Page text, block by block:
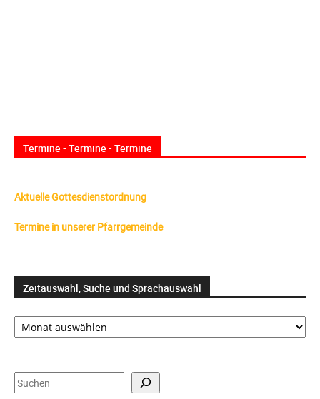
Termine - Termine - Termine
Aktuelle Gottesdienstordnung
Termine in unserer Pfarrgemeinde
Zeitauswahl, Suche und Sprachauswahl
Zeitauswahl,
Suche
Suchen